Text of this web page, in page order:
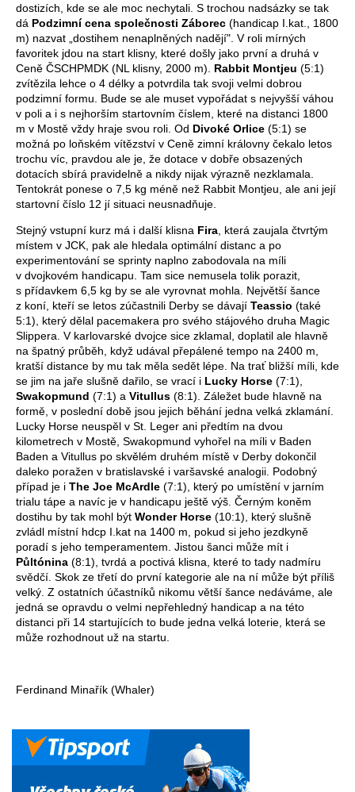
dostizích, kde se ale moc nechytali. S trochou nadsázky se tak
dá Podzimní cena společnosti Záborec (handicap I.kat., 1800
m) nazvat „dostihem nenaplněných nadějí". V roli mírných
favoritek jdou na start klisny, které došly jako první a druhá v
Ceně ČSCHPMDK (NL klisny, 2000 m). Rabbit Montjeu (5:1)
zvítězila lehce o 4 délky a potvrdila tak svoji velmi dobrou
podzimní formu. Bude se ale muset vypořádat s nejvyšší váhou
v poli a i s nejhorším startovním číslem, které na distanci 1800
m v Mostě vždy hraje svou roli. Od Divoké Orlice (5:1) se
možná po loňském vítězství v Ceně zimní královny čekalo letos
trochu víc, pravdou ale je, že dotace v dobře obsazených
dotacích sbírá pravidelně a nikdy nijak výrazně nezklamala.
Tentokrát ponese o 7,5 kg méně než Rabbit Montjeu, ale ani její
startovní číslo 12 jí situaci neusnadňuje.
Stejný vstupní kurz má i další klisna Fira , která zaujala čtvrtým
místem v JCK, pak ale hledala optimální distanc a po
experimentování se sprinty naplno zabodovala na míli
v dvojkovém handicapu. Tam sice nemusela tolik porazit,
s přídavkem 6,5 kg by se ale vyrovnat mohla. Největší šance
z koní, kteří se letos zúčastnili Derby se dávají Teassio (také
5:1), který dělal pacemakera pro svého stájového druha Magic
Slippera. V karlovarské dvojce sice zklamal, doplatil ale hlavně
na špatný průběh, když udával přepálené tempo na 2400 m,
kratší distance by mu tak měla sedět lépe. Na trať bližší míli, kde
se jim na jaře slušně dařilo, se vrací i Lucky Horse (7:1),
Swakopmund (7:1) a Vitullus (8:1). Záležet bude hlavně na
formě, v poslední době jsou jejich běhání jedna velká zklamání.
Lucky Horse neuspěl v St. Leger ani předtím na dvou
kilometrech v Mostě, Swakopmund vyhořel na míli v Baden
Baden a Vitullus po skvělém druhém místě v Derby dokončil
daleko poražen v bratislavské i varšavské analogii. Podobný
případ je i The Joe McArdle (7:1), který po umístění v jarním
trialu tápe a navíc je v handicapu ještě výš. Černým koněm
dostihu by tak mohl být Wonder Horse (10:1), který slušně
zvládl místní hdcp I.kat na 1400 m, pokud si jeho jezdkyně
poradí s jeho temperamentem. Jistou šanci může mít i
Půltónina (8:1), tvrdá a poctivá klisna, které to tady nadmíru
svědčí. Skok ze třetí do první kategorie ale na ní může být příliš
velký. Z ostatních účastníků nikomu větší šance nedáváme, ale
jedná se opravdu o velmi nepřehledný handicap a na této
distanci při 14 startujících to bude jedna velká loterie, která se
může rozhodnout už na startu.
Ferdinand Minařík (Whaler)